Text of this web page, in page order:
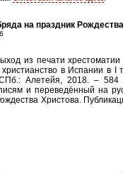
на праздник
из печати
в Испании в I
Алетейя, 2018. –
и переведённый на
Христова.